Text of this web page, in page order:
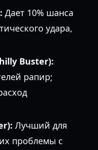
Дает 10% шанса
удара,
Buster):
рапир;
Лучший для
проблемы с